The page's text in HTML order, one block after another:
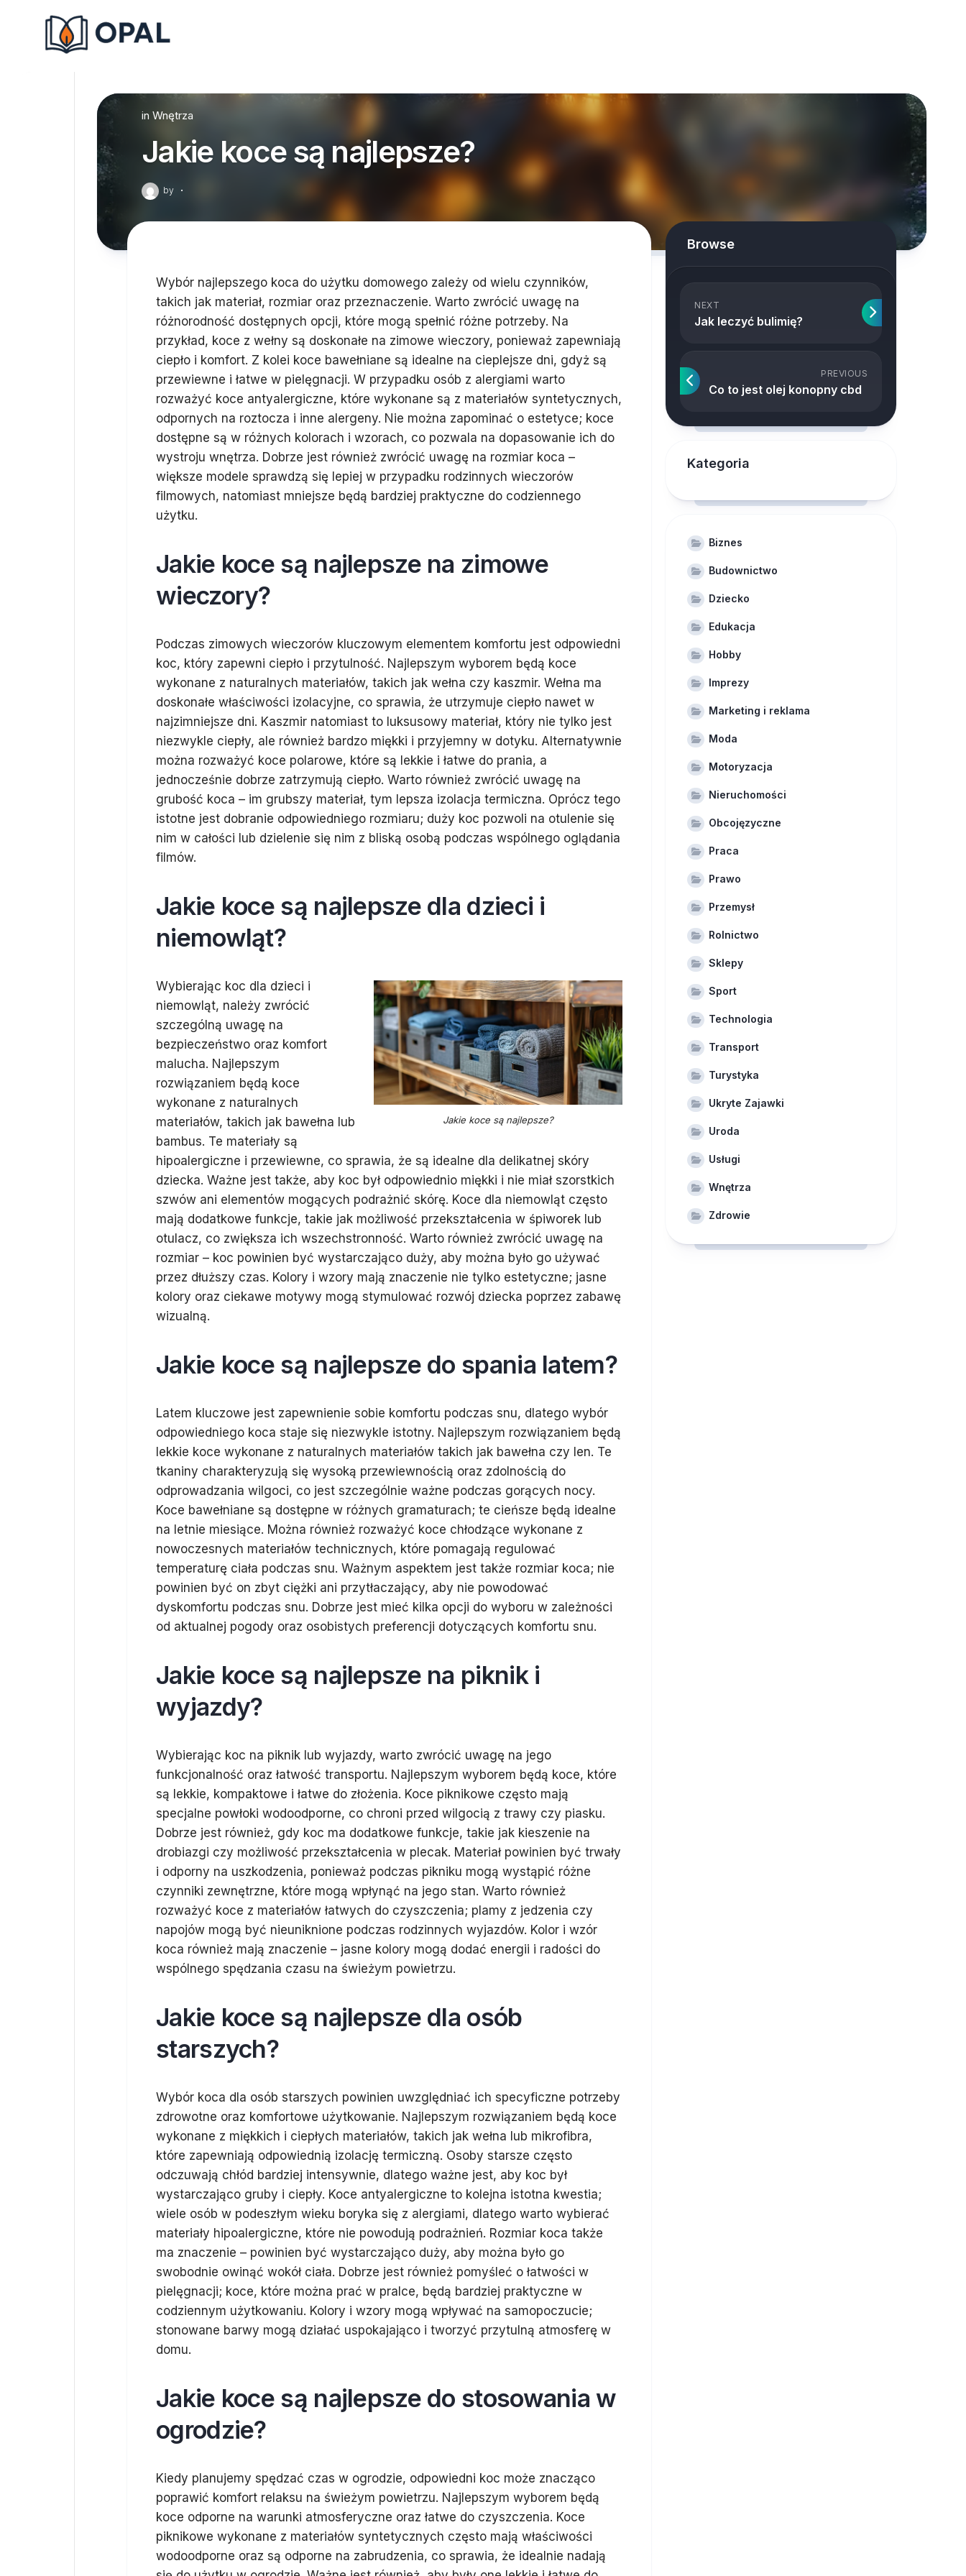
in Wnętrza
Jakie koce są najlepsze?
by ·
Wybór najlepszego koca do użytku domowego zależy od wielu czynników,
takich jak materiał, rozmiar oraz przeznaczenie. Warto zwrócić uwagę na
różnorodność dostępnych opcji, które mogą spełnić różne potrzeby. Na
przykład, koce z wełny są doskonałe na zimowe wieczory, ponieważ zapewniają
ciepło i komfort. Z kolei koce bawełniane są idealne na cieplejsze dni, gdyż są
przewiewne i łatwe w pielęgnacji. W przypadku osób z alergiami warto
rozważyć koce antyalergiczne, które wykonane są z materiałów syntetycznych,
odpornych na roztocza i inne alergeny. Nie można zapominać o estetyce; koce
dostępne są w różnych kolorach i wzorach, co pozwala na dopasowanie ich do
wystroju wnętrza. Dobrze jest również zwrócić uwagę na rozmiar koca –
większe modele sprawdzą się lepiej w przypadku rodzinnych wieczorów
filmowych, natomiast mniejsze będą bardziej praktyczne do codziennego
użytku.
Jakie koce są najlepsze na zimowe
wieczory?
Podczas zimowych wieczorów kluczowym elementem komfortu jest odpowiedni
koc, który zapewni ciepło i przytulność. Najlepszym wyborem będą koce
wykonane z naturalnych materiałów, takich jak wełna czy kaszmir. Wełna ma
doskonałe właściwości izolacyjne, co sprawia, że utrzymuje ciepło nawet w
najzimniejsze dni. Kaszmir natomiast to luksusowy materiał, który nie tylko jest
niezwykle ciepły, ale również bardzo miękki i przyjemny w dotyku. Alternatywnie
można rozważyć koce polarowe, które są lekkie i łatwe do prania, a
jednocześnie dobrze zatrzymują ciepło. Warto również zwrócić uwagę na
grubość koca – im grubszy materiał, tym lepsza izolacja termiczna. Oprócz tego
istotne jest dobranie odpowiedniego rozmiaru; duży koc pozwoli na otulenie się
nim w całości lub dzielenie się nim z bliską osobą podczas wspólnego oglądania
filmów.
Jakie koce są najlepsze dla dzieci i
niemowląt?
Jakie koce są najlepsze?
Wybierając koc dla dzieci i
niemowląt, należy zwrócić
szczególną uwagę na
bezpieczeństwo oraz komfort
malucha. Najlepszym
rozwiązaniem będą koce
wykonane z naturalnych
materiałów, takich jak bawełna lub
bambus. Te materiały są
hipoalergiczne i przewiewne, co sprawia, że są idealne dla delikatnej skóry
dziecka. Ważne jest także, aby koc był odpowiednio miękki i nie miał szorstkich
szwów ani elementów mogących podrażnić skórę. Koce dla niemowląt często
mają dodatkowe funkcje, takie jak możliwość przekształcenia w śpiworek lub
otulacz, co zwiększa ich wszechstronność. Warto również zwrócić uwagę na
rozmiar – koc powinien być wystarczająco duży, aby można było go używać
przez dłuższy czas. Kolory i wzory mają znaczenie nie tylko estetyczne; jasne
kolory oraz ciekawe motywy mogą stymulować rozwój dziecka poprzez zabawę
wizualną.
Jakie koce są najlepsze do spania latem?
Latem kluczowe jest zapewnienie sobie komfortu podczas snu, dlatego wybór
odpowiedniego koca staje się niezwykle istotny. Najlepszym rozwiązaniem będą
lekkie koce wykonane z naturalnych materiałów takich jak bawełna czy len. Te
tkaniny charakteryzują się wysoką przewiewnością oraz zdolnością do
odprowadzania wilgoci, co jest szczególnie ważne podczas gorących nocy.
Koce bawełniane są dostępne w różnych gramaturach; te cieńsze będą idealne
na letnie miesiące. Można również rozważyć koce chłodzące wykonane z
nowoczesnych materiałów technicznych, które pomagają regulować
temperaturę ciała podczas snu. Ważnym aspektem jest także rozmiar koca; nie
powinien być on zbyt ciężki ani przytłaczający, aby nie powodować
dyskomfortu podczas snu. Dobrze jest mieć kilka opcji do wyboru w zależności
od aktualnej pogody oraz osobistych preferencji dotyczących komfortu snu.
Jakie koce są najlepsze na piknik i
wyjazdy?
Wybierając koc na piknik lub wyjazdy, warto zwrócić uwagę na jego
funkcjonalność oraz łatwość transportu. Najlepszym wyborem będą koce, które
są lekkie, kompaktowe i łatwe do złożenia. Koce piknikowe często mają
specjalne powłoki wodoodporne, co chroni przed wilgocią z trawy czy piasku.
Dobrze jest również, gdy koc ma dodatkowe funkcje, takie jak kieszenie na
drobiazgi czy możliwość przekształcenia w plecak. Materiał powinien być trwały
i odporny na uszkodzenia, ponieważ podczas pikniku mogą wystąpić różne
czynniki zewnętrzne, które mogą wpłynąć na jego stan. Warto również
rozważyć koce z materiałów łatwych do czyszczenia; plamy z jedzenia czy
napojów mogą być nieuniknione podczas rodzinnych wyjazdów. Kolor i wzór
koca również mają znaczenie – jasne kolory mogą dodać energii i radości do
wspólnego spędzania czasu na świeżym powietrzu.
Jakie koce są najlepsze dla osób
starszych?
Wybór koca dla osób starszych powinien uwzględniać ich specyficzne potrzeby
zdrowotne oraz komfortowe użytkowanie. Najlepszym rozwiązaniem będą koce
wykonane z miękkich i ciepłych materiałów, takich jak wełna lub mikrofibra,
które zapewniają odpowiednią izolację termiczną. Osoby starsze często
odczuwają chłód bardziej intensywnie, dlatego ważne jest, aby koc był
wystarczająco gruby i ciepły. Koce antyalergiczne to kolejna istotna kwestia;
wiele osób w podeszłym wieku boryka się z alergiami, dlatego warto wybierać
materiały hipoalergiczne, które nie powodują podrażnień. Rozmiar koca także
ma znaczenie – powinien być wystarczająco duży, aby można było go
swobodnie owinąć wokół ciała. Dobrze jest również pomyśleć o łatwości w
pielęgnacji; koce, które można prać w pralce, będą bardziej praktyczne w
codziennym użytkowaniu. Kolory i wzory mogą wpływać na samopoczucie;
stonowane barwy mogą działać uspokajająco i tworzyć przytulną atmosferę w
domu.
Jakie koce są najlepsze do stosowania w
ogrodzie?
Kiedy planujemy spędzać czas w ogrodzie, odpowiedni koc może znacząco
poprawić komfort relaksu na świeżym powietrzu. Najlepszym wyborem będą
koce odporne na warunki atmosferyczne oraz łatwe do czyszczenia. Koce
piknikowe wykonane z materiałów syntetycznych często mają właściwości
wodoodporne oraz są odporne na zabrudzenia, co sprawia, że idealnie nadają
Browse
NEXT
Jak leczyć bulimię?
PREVIOUS
Co to jest olej konopny cbd
Kategoria
Biznes
Budownictwo
Dziecko
Edukacja
Hobby
Imprezy
Marketing i reklama
Moda
Motoryzacja
Nieruchomości
Obcojęzyczne
Praca
Prawo
Przemysł
Rolnictwo
Sklepy
Sport
Technologia
Transport
Turystyka
Ukryte Zajawki
Uroda
Usługi
Wnętrza
Zdrowie